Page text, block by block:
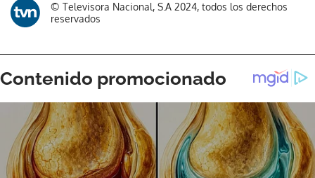
© Televisora Nacional, S.A 2024, todos los derechos
reservados